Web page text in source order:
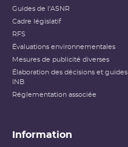
Guides de l'ASNR
Cadre législatif
RFS
Évaluations environnementales
Mesures de publicité diverses
Élaboration des décisions et guides
INB
Réglementation associée
Information